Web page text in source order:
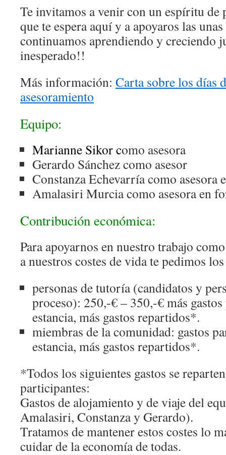
Te invitamos a venir con un espíritu de
que te espera aquí y a apoyaros las
continuamos aprendiendo y creciendo
inesperado!!
Más información: Carta sobre los días
asesoramiento
Equipo:
Marianne Sikor como asesora
Gerardo Sánchez como asesor
Constanza Echevarría como asesora
Amalasiri Murcia como asesora en
Contribución económica:
Para apoyarnos en nuestro trabajo
a nuestros costes de vida te pedimos
personas de tutoría (candidatos y
proceso): 250,-€ – 350,-€ más
estancia, más gastos repartidos*.
miembras de la comunidad: gastos
estancia, más gastos repartidos*.
*Todos los siguientes gastos se
participantes:
Gastos de alojamiento y de viaje del
Amalasiri, Constanza y Gerardo).
Tratamos de mantener estos costes lo
cuidar de la economía de todas.